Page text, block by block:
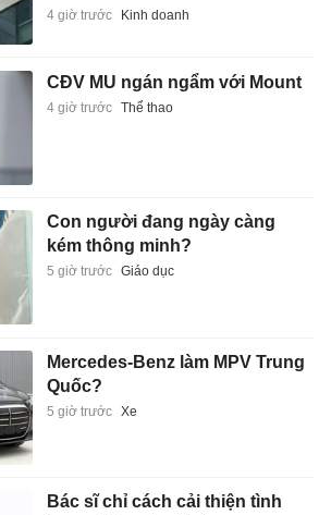
4 giờ trước Kinh doanh
CĐV MU ngán ngẩm với Mount
4 giờ trước Thể thao
Con người đang ngày càng
kém thông minh?
5 giờ trước Giáo dục
Mercedes-Benz làm MPV Trung
Quốc?
5 giờ trước Xe
Bác sĩ chỉ cách cải thiện tình